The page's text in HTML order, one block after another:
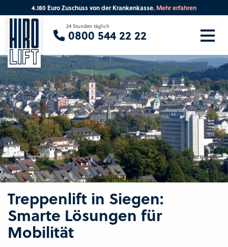
Treppenlift in Siegen:
Smarte Lösungen für
Mobilität
4.180 Euro Zuschuss von der Krankenkasse. Mehr erfahren
24 Stunden täglich
0800 544 22 22
Sie suchen eine Beratung vor Ort?
Ihre PLZ Beratung